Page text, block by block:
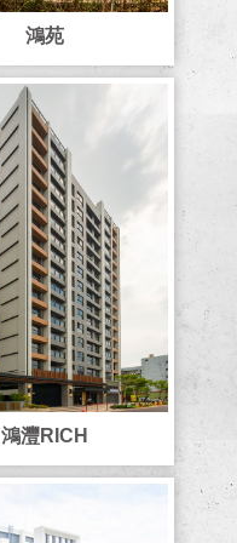
鴻苑
鴻灃RICH